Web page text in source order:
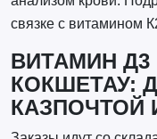
связке с витамином
ВИТАМИН Д3
КОКШЕТАУ:
КАЗПОЧТОЙ